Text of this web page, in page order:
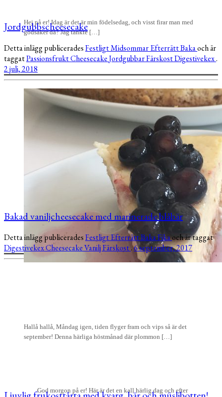
Hej på er! Idag är det är min födelsedag, och visst firar man med
godsaker då? Jag tänkte […]
Jordgubbscheesecake
Detta inlägg publiceradesFestligtMidsommarEfterrättBakaoch är
taggatPassionsfruktCheesecakeJordgubbarFärskostDigestivekex.
2 juli, 2018
Hallå hallå, Måndag igen, tiden flyger fram och vips så är det
september! Denna härliga höstmånad där plommon […]
Bakad vaniljcheesecake med marinerade blåbär
Detta inlägg publiceradesFestligtEfterrättBakaFikaoch är taggat
DigestivekexCheesecakeVaniljFärskost.6 september, 2017
God morgon på er! Här är det en kall härlig dag och efter